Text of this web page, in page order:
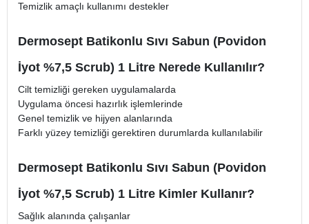
Temizlik amaçlı kullanımı destekler
Dermosept Batikonlu Sıvı Sabun (Povidon
İyot %7,5 Scrub) 1 Litre Nerede Kullanılır?
Cilt temizliği gereken uygulamalarda
Uygulama öncesi hazırlık işlemlerinde
Genel temizlik ve hijyen alanlarında
Farklı yüzey temizliği gerektiren durumlarda kullanılabilir
Dermosept Batikonlu Sıvı Sabun (Povidon
İyot %7,5 Scrub) 1 Litre Kimler Kullanır?
Sağlık alanında çalışanlar